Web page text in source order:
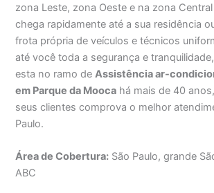
zona Leste, zona Oeste e na zona Central
chega rapidamente até a sua residência
frota própria de veículos e técnicos
até você toda a segurança e
esta no ramo deAssistência ar-
em Parque da Mooca há mais de 40
seus clientes comprova o melhor
Paulo.
Área de Cobertura: São Paulo, grande
ABC